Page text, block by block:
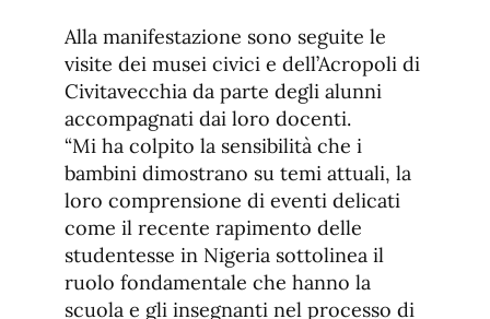
Alla manifestazione sono seguite le
visite dei musei civici e dell’Acropoli di
Civitavecchia da parte degli alunni
accompagnati dai loro docenti.
“Mi ha colpito la sensibilità che i
bambini dimostrano su temi attuali, la
loro comprensione di eventi delicati
come il recente rapimento delle
studentesse in Nigeria sottolinea il
ruolo fondamentale che hanno la
scuola e gli insegnanti nel processo di